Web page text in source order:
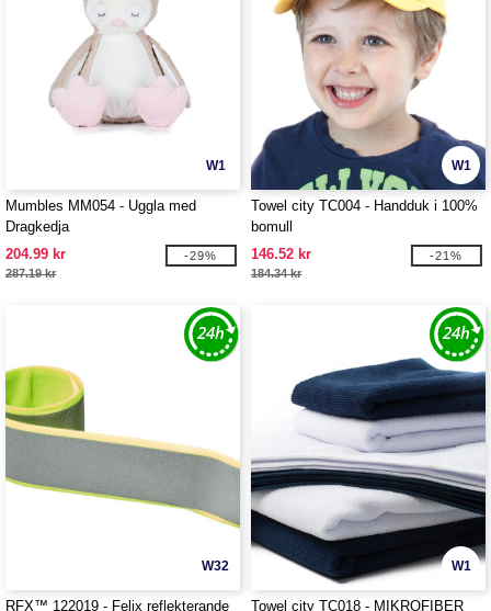
W1
Mumbles MM054 - Uggla med
Dragkedja
204.99 kr
287.19 kr
-29%
W1
Towel city TC004 - Handduk i 100%
bomull
146.52 kr
184.34 kr
-21%
W32
RFX™ 122019 - Felix reflekterande
W1
Towel city TC018 - MIKROFIBER